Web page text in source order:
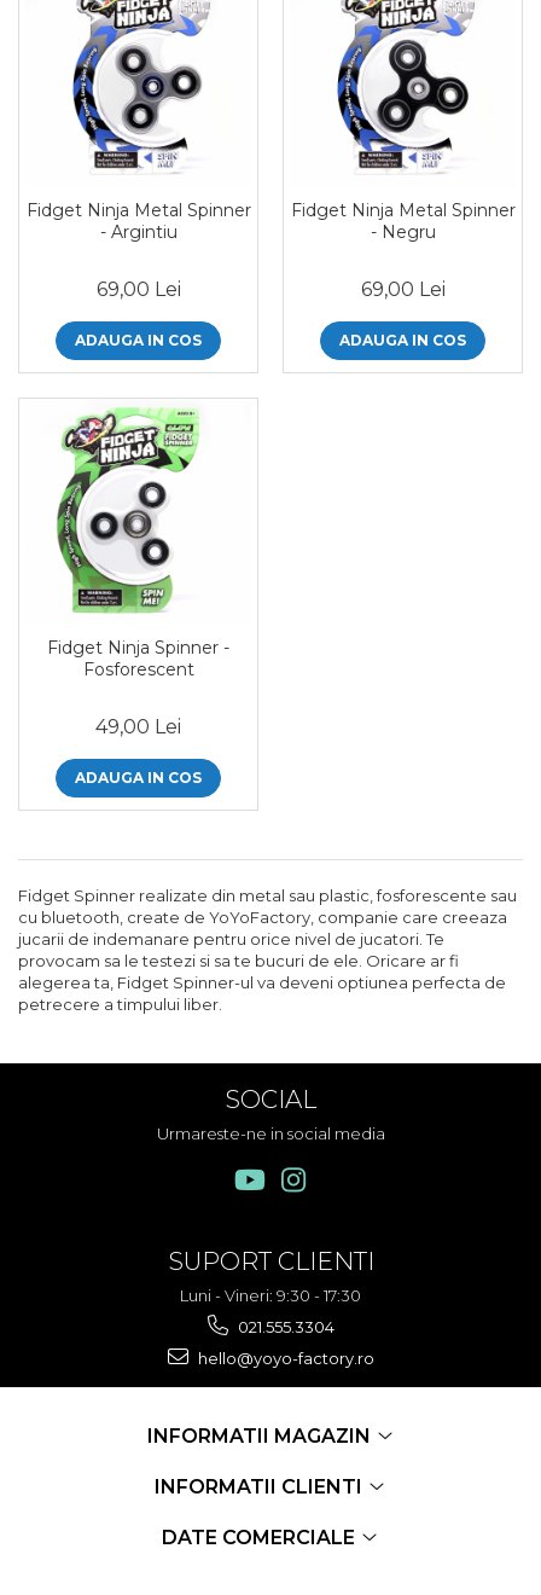
Fidget Ninja Metal Spinner
- Argintiu
69,00 Lei
ADAUGA IN COS
Fidget Ninja Metal Spinner
- Negru
69,00 Lei
ADAUGA IN COS
Fidget Ninja Spinner -
Fosforescent
49,00 Lei
ADAUGA IN COS
Fidget Spinner realizate din metal sau plastic, fosforescente sau
cu bluetooth, create de YoYoFactory, companie care creeaza
jucarii de indemanare pentru orice nivel de jucatori. Te
provocam sa le testezi si sa te bucuri de ele. Oricare ar fi
alegerea ta, Fidget Spinner-ul va deveni optiunea perfecta de
petrecere a timpului liber.
SOCIAL
Urmareste-ne in social media
SUPORT CLIENTI
Luni - Vineri: 9:30 - 17:30
021.555.3304
hello@yoyo-factory.ro
INFORMATII MAGAZIN
INFORMATII CLIENTI
DATE COMERCIALE